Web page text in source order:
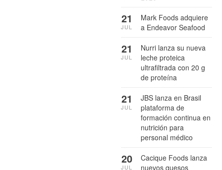
Mark Foods adquiere
a Endeavor Seafood
21
JUL
Nurri lanza su nueva
leche proteica
ultrafiltrada con 20 g
de proteína
21
JUL
JBS lanza en Brasil
plataforma de
formación continua en
nutrición para
personal médico
21
JUL
Cacique Foods lanza
nuevos quesos
20
JUL